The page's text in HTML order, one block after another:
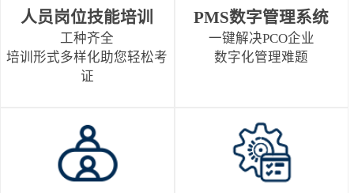
人员岗位技能培训
工种齐全
培训形式多样化助您轻松考
证
PMS数字管理系统
一键解决PCO企业
数字化管理难题